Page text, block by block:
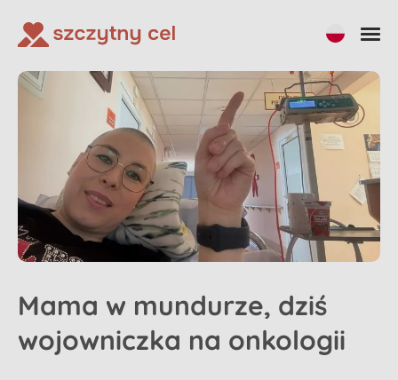
Mama w mundurze, dziś
wojowniczka na onkologii
Udostępnij Wpłać na zbiórkę